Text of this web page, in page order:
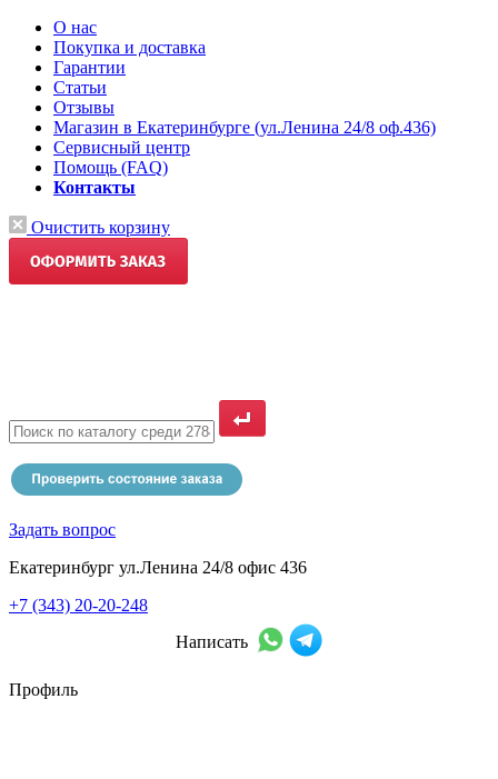
О нас
Покупка и доставка
Гарантии
Статьи
Отзывы
Магазин в Екатеринбурге (ул.Ленина 24/8 оф.436)
Сервисный центр
Помощь (FAQ)
Контакты
Очистить корзину
Задать вопрос
Екатеринбург ул.Ленина 24/8 офис 436
+7 (343) 20-20-248
Написать
Профиль